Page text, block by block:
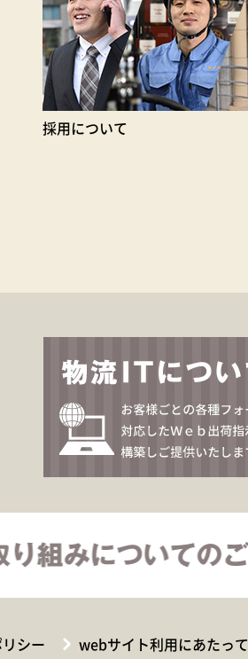
採用について
シー webサイト利用にあたって